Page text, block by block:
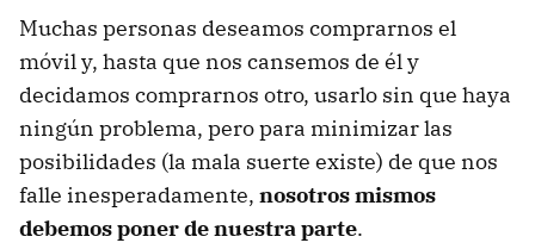
Muchas personas deseamos comprarnos el
móvil y, hasta que nos cansemos de él y
decidamos comprarnos otro, usarlo sin que haya
ningún problema, pero para minimizar las
posibilidades (la mala suerte existe) de que nos
falle inesperadamente, nosotros mismos
debemos poner de nuestra parte.